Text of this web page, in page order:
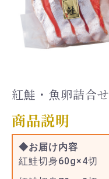
紅鮭・魚卵詰合せ
商品説明
◆お届け内容
紅鮭切身60g×4切